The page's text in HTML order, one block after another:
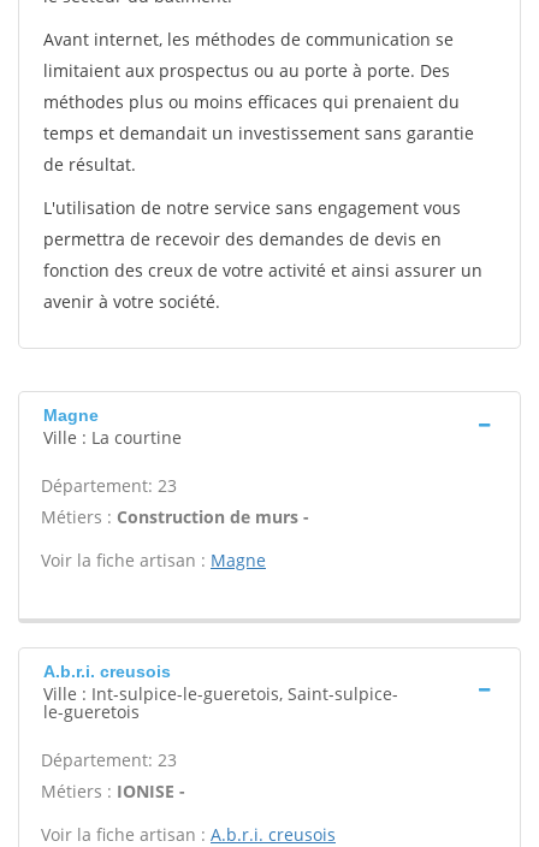
Avant internet, les méthodes de communication se
limitaient aux prospectus ou au porte à porte. Des
méthodes plus ou moins efficaces qui prenaient du
temps et demandait un investissement sans garantie
de résultat.
L'utilisation de notre service sans engagement vous
permettra de recevoir des demandes de devis en
fonction des creux de votre activité et ainsi assurer un
avenir à votre société.
Magne
Ville : La courtine
Département: 23
Métiers : Construction de murs -
Voir la fiche artisan : Magne
A.b.r.i. creusois
Ville : Int-sulpice-le-gueretois, Saint-sulpice-
le-gueretois
Département: 23
Métiers : IONISE -
Voir la fiche artisan : A.b.r.i. creusois